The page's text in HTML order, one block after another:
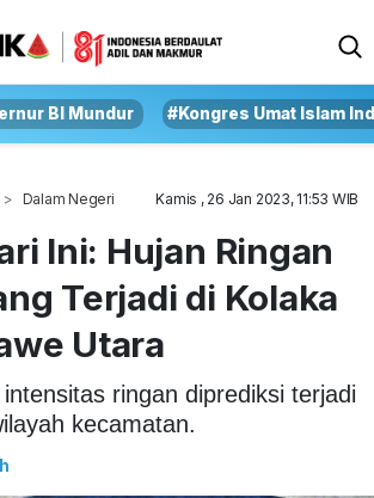
BI Mundur #Kongres Umat Islam
Dalam Negeri Kamis , 26 Jan 2023, 11:53 WIB
Ini: Hujan Ringan
Terjadi di Kolaka
Utara
ringan diprediksi terjadi
kecamatan.